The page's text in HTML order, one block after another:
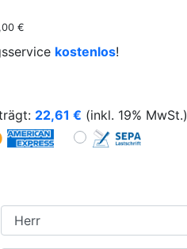
€
kostenlos!
22,61 € (inkl. 19% MwSt.)